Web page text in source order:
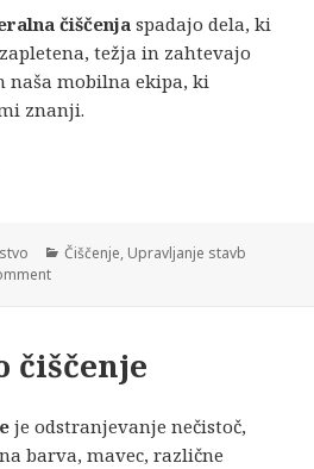
čiščenja spadajo dela, ki
težja in zahtevajo
naša mobilna ekipa, ki
znanji.
čiščenje
Categories
Čiščenje, Upravljanje stavb
čiščenje
je odstranjevanje nečistoč,
barva, mavec, različne